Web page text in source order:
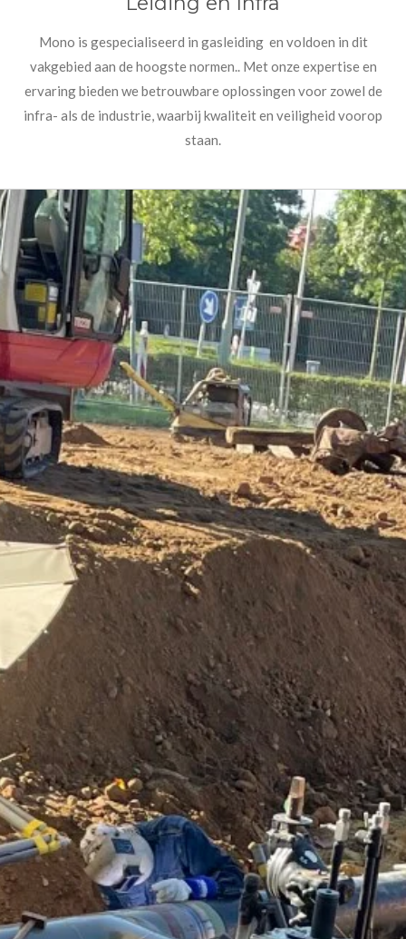
Mono is gespecialiseerd in gasleiding en voldoen in dit
vakgebied aan de hoogste normen.. Met onze expertise en
ervaring bieden we betrouwbare oplossingen voor zowel de
infra- als de industrie, waarbij kwaliteit en veiligheid voorop
staan.